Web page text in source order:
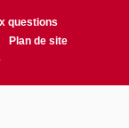
questions
Plan de site